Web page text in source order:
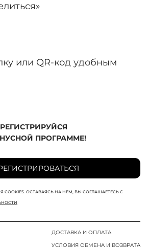
или QR-код удобным
ДОСТАВКА И ОПЛАТА
УСЛОВИЯ ОБМЕНА И ВОЗВРАТА
РЕГИСТРИРУЙСЯ
ПРОГРАММЕ!
ОСТАВАЯСЬ НА НЕМ, ВЫ СОГЛАШАЕТЕСЬ С